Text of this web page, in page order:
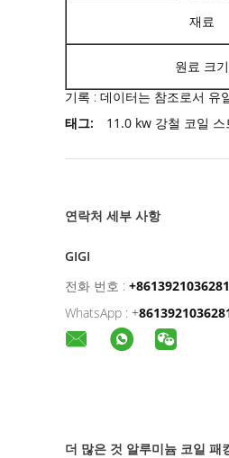
재료
원료 크기
기록 : 데이터는 참조로서 유
태그:
11.0 kw 강철 코일 스
연락처 세부 사항
GIGI
전화 번호 : +8613921036281
WhatsApp : +
더 많은 것 알루미늄 코일 패